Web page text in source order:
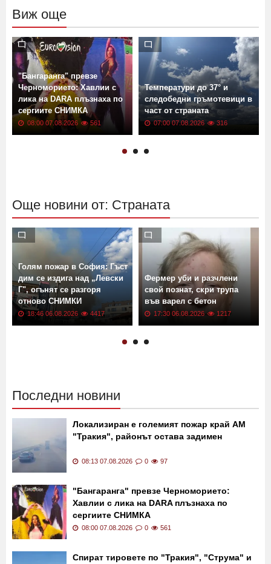
Виж още
"Бангаранга" превзе
Черноморието: Хавлии с
лика на DARA плъзнаха по
сергиите СНИМКА
08:00 07.08.2026 561
Температури до 37° и
следобедни гръмотевици в
част от страната
07:00 07.08.2026 316
Още новини от: Страната
Голям пожар в София: Гъст
дим се издига над „Левски
Г", огънят се разгоря
отново СНИМКИ
18:46 06.08.2026 4417
Фермер уби и разчлени
свой познат, скри трупа
във варел с бетон
17:30 06.08.2026 1217
Последни новини
Локализиран е големият пожар край АМ
"Тракия", районът остава задимен
08:13 07.08.2026 0 97
"Бангаранга" превзе Черноморието:
Хавлии с лика на DARA плъзнаха по
сергиите СНИМКА
08:00 07.08.2026 0 561
Спират тировете по "Тракия", "Струма" и